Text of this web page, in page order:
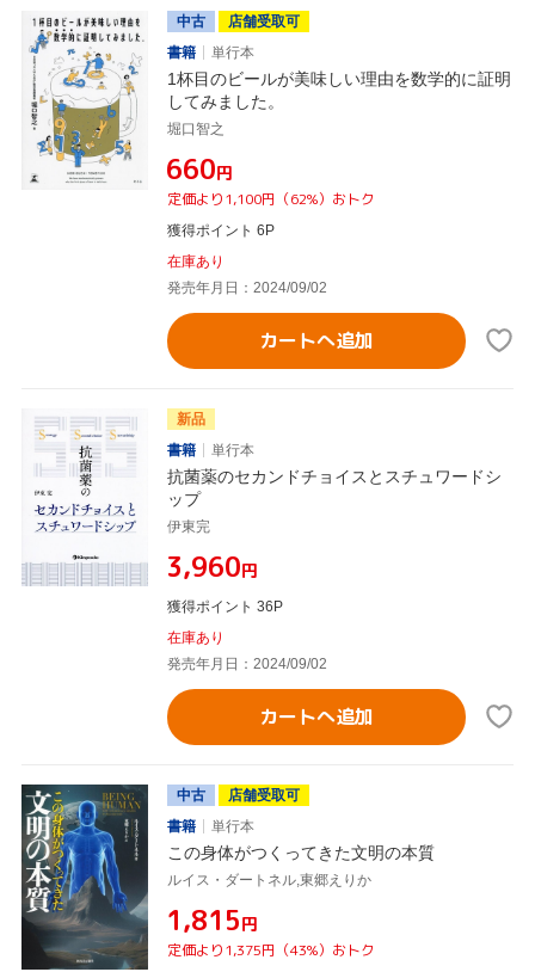
中古
店舗受取可
書籍
単行本
1杯目のビールが美味しい理由を数学的に証明
してみました。
堀口智之
¥660円
定価より1,100円（62%）おトク
獲得ポイント 6P
在庫あり
発売年月日：2024/09/02
カートへ追加
新品
書籍
単行本
抗菌薬のセカンドチョイスとスチュワードシ
ップ
伊東完
¥3,960円
獲得ポイント 36P
在庫あり
発売年月日：2024/09/02
カートへ追加
中古
店舗受取可
書籍
単行本
この身体がつくってきた文明の本質
ルイス・ダートネル,東郷えりか
¥1,815円
定価より1,375円（43%）おトク